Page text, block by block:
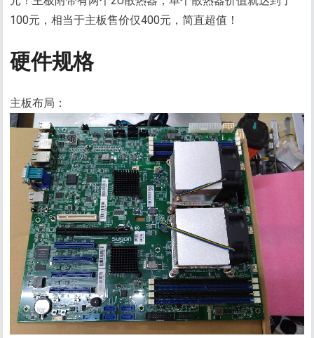
100元，相当于主板售价仅400元，简直超值！
硬件规格
主板布局：